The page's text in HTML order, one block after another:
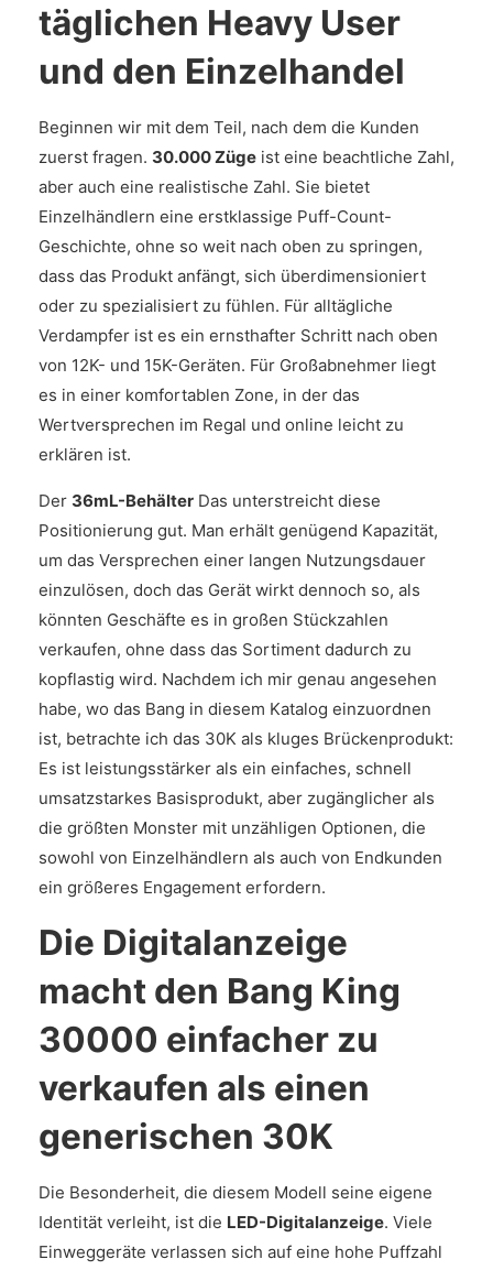
täglichen Heavy User
und den Einzelhandel
Beginnen wir mit dem Teil, nach dem die Kunden
zuerst fragen. 30.000 Züge ist eine beachtliche Zahl,
aber auch eine realistische Zahl. Sie bietet
Einzelhändlern eine erstklassige Puff-Count-
Geschichte, ohne so weit nach oben zu springen,
dass das Produkt anfängt, sich überdimensioniert
oder zu spezialisiert zu fühlen. Für alltägliche
Verdampfer ist es ein ernsthafter Schritt nach oben
von 12K- und 15K-Geräten. Für Großabnehmer liegt
es in einer komfortablen Zone, in der das
Wertversprechen im Regal und online leicht zu
erklären ist.
Der 36mL-Behälter Das unterstreicht diese
Positionierung gut. Man erhält genügend Kapazität,
um das Versprechen einer langen Nutzungsdauer
einzulösen, doch das Gerät wirkt dennoch so, als
könnten Geschäfte es in großen Stückzahlen
verkaufen, ohne dass das Sortiment dadurch zu
kopflastig wird. Nachdem ich mir genau angesehen
habe, wo das Bang in diesem Katalog einzuordnen
ist, betrachte ich das 30K als kluges Brückenprodukt:
Es ist leistungsstärker als ein einfaches, schnell
umsatzstarkes Basisprodukt, aber zugänglicher als
die größten Monster mit unzähligen Optionen, die
sowohl von Einzelhändlern als auch von Endkunden
ein größeres Engagement erfordern.
Die Digitalanzeige
macht den Bang King
30000 einfacher zu
verkaufen als einen
generischen 30K
Die Besonderheit, die diesem Modell seine eigene
Identität verleiht, ist die LED-Digitalanzeige. Viele
Einweggeräte verlassen sich auf eine hohe Puffzahl